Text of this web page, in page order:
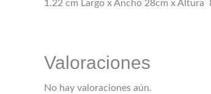
1.22 cm Largo x Ancho 28cm x Altura
Valoraciones
No hay valoraciones aún.